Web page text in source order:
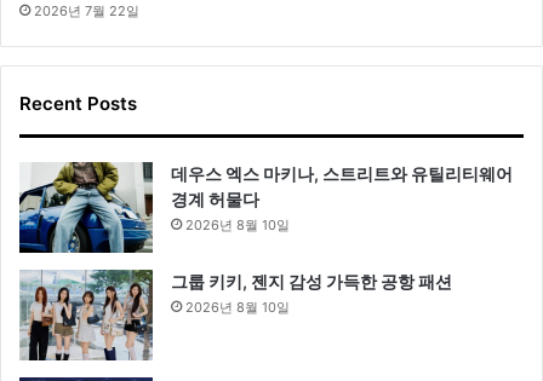
2026년 7월 22일
Recent Posts
데우스 엑스 마키나, 스트리트와 유틸리티웨어
경계 허물다
2026년 8월 10일
그룹 키키, 젠지 감성 가득한 공항 패션
2026년 8월 10일